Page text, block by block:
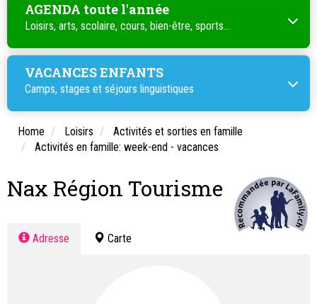
AGENDA toute l'année
Loisirs, arts, scolaire, cours, bien-être, sports...
VACANCES ENFANTS
Camps, stages et séjours linguistiques
Home Loisirs
Activités et sorties en famille
Activités en famille: week-end - vacances
Nax Région Tourisme
Adresse Carte